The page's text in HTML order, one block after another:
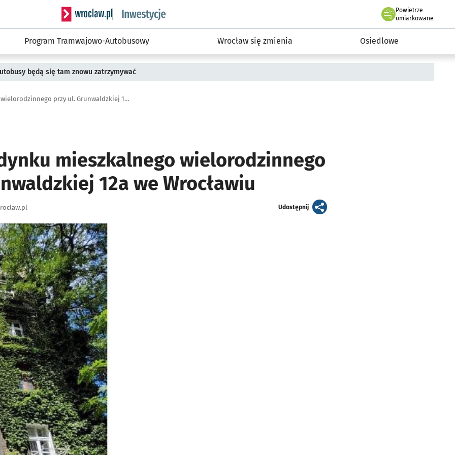
Serwis informacyjny wroclaw.pl podserwis: #InwestycjeWRO - miejskie inwestycje 2019-2032
Powietrze
we Wrocławiu
umiarkowane
Program Tramwajowo-Autobusowy Wrocław się zmienia Osiedlowe
będą się tam znowu zatrzymywać
Remont budynku mieszkalnego wielorodzinnego przy ul. Grunwaldzkiej 12a we Wrocławiu
mieszkalnego wielorodzinnego
12a we Wrocławiu
Udostępnijartykuł